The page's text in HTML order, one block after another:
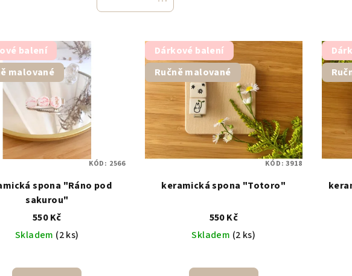
balení
malované
spona "Ráno pod
sakurou"
550 Kč
Skladem (2 ks)
KÓD: 2566
Dárkové balení
Ručně malované
keramická spona "Totoro"
550 Kč
Skladem (2 ks)
KÓD:3918